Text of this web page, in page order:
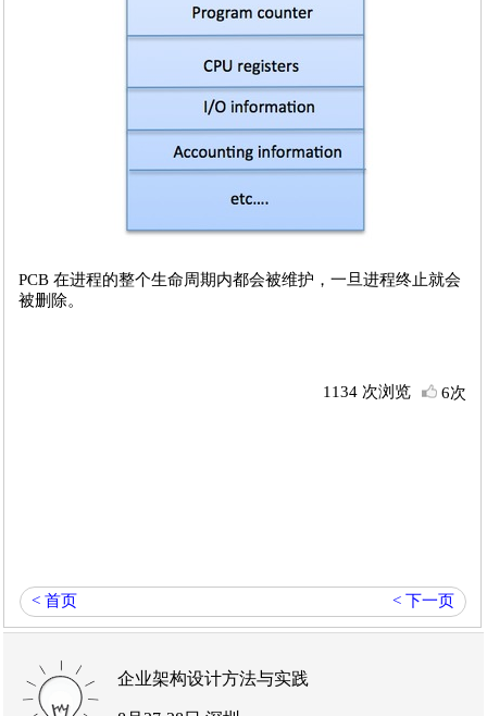
PCB 在进程的整个生命周期内都会被维护，一旦进程终止就会
被删除。
1134 次浏览 6次
< 首页 < 下一页